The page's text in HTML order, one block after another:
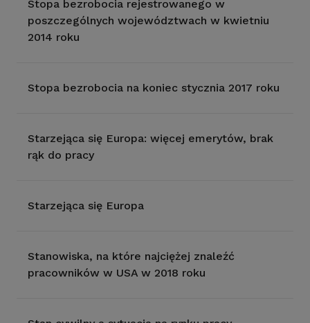
Stopa bezrobocia rejestrowanego w
poszczególnych województwach w kwietniu
2014 roku
Stopa bezrobocia na koniec stycznia 2017 roku
Starzejąca się Europa: więcej emerytów, brak
rąk do pracy
Starzejąca się Europa
Stanowiska, na które najciężej znaleźć
pracowników w USA w 2018 roku